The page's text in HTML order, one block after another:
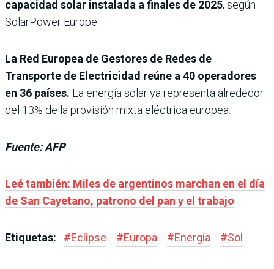
capacidad solar instalada a finales de 2025, según
SolarPower Europe.
La Red Europea de Gestores de Redes de
Transporte de Electricidad reúne a 40 operadores
en 36 países. La energía solar ya representa alrededor
del 13% de la provisión mixta eléctrica europea.
Fuente: AFP
Leé también: Miles de argentinos marchan en el día
de San Cayetano, patrono del pan y el trabajo
Etiquetas: #Eclipse #Europa #Energía #Sol